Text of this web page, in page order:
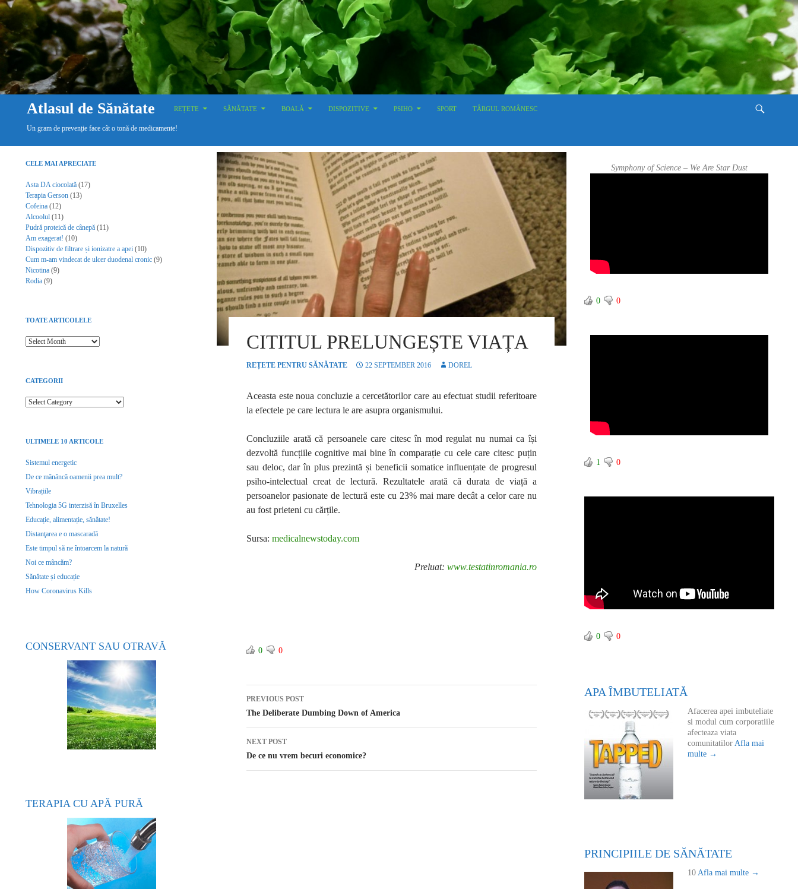
Atlasul de Sănătate
REȚETE
SĂNĂTATE BOALĂ DISPOZITIVE PSIHO SPORT TÂRGUL ROMÂNESC
Un gram de prevenție face cât o tonă de medicamente!
CITITUL PRELUNGEȘTE VIAȚA
REȚETE PENTRU SĂNĂTATE 22 SEPTEMBER 2016 DOREL
Aceasta este noua concluzie a cercetătorilor care au efectuat studii referitoare
la efectele pe care lectura le are asupra organismului.
Concluziile arată că persoanele care citesc în mod regulat nu numai ca își
dezvoltă funcțiile cognitive mai bine în comparație cu cele care citesc puțin
sau deloc, dar în plus prezintă și beneficii somatice influențate de progresul
psiho-intelectual creat de lectură. Rezultatele arată că durata de viață a
persoanelor pasionate de lectură este cu 23% mai mare decât a celor care nu
au fost prieteni cu cărțile.
Sursa: medicalnewstoday.com
Preluat: www.testatinromania.ro
0 0
Post navigation
PREVIOUS POST
The Deliberate Dumbing Down of America
NEXT POST
De ce nu vrem becuri economice?
Symphony of Science – We Are Star Dust
0 0
1 0
0 0
APA ÎMBUTELIATĂ
Afacerea apei imbuteliate
si modul cum corporatiile
afecteaza viata
comunitatilor Afla mai
multe →
PRINCIPIILE DE SĂNĂTATE
10 Afla mai multe →
CELE MAI APRECIATE
Asta DA ciocolată (17)
Terapia Gerson (13)
Cofeina (12)
Alcoolul (11)
Pudră proteică de cânepă (11)
Am exagerat! (10)
Dispozitiv de filtrare și ionizatre a apei (10)
Cum m-am vindecat de ulcer duodenal cronic (9)
Nicotina (9)
Rodia (9)
TOATE ARTICOLELE
Toate articolele
CATEGORII
Categorii
ULTIMELE 10 ARTICOLE
Sistemul energetic
De ce mănâncă oamenii prea mult?
Vibrațiile
Tehnologia 5G interzisă în Bruxelles
Educație, alimentație, sănătate!
Distanţarea e o mascaradă
Este timpul să ne întoarcem la natură
Noi ce mâncăm?
Sănătate și educație
How Coronavirus Kills
CONSERVANT SAU OTRAVĂ
TERAPIA CU APĂ PURĂ